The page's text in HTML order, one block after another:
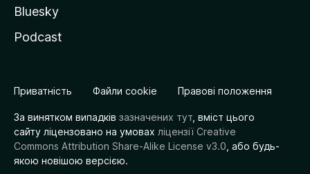
Bluesky
Podcast
Приватність Файли cookie Правові положення
За винятком випадків зазначених тут , вміст цього
сайту ліцензовано на умовах ліцензії Creative
Commons Attribution Share-Alike License v3.0 , або будь-
якою новішою версією.